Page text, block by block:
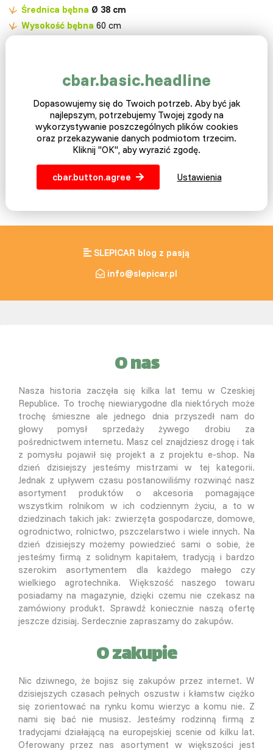
Średnica bębna Ø 38 cm
Wysokość bębna 60 cm
ISO CE
Gwarancja2 lata
SLEPICAR blog z pasją
info@slepicar.pl
O nas
Nasza historia zaczęła się kilka lat temu w Czeskiej
Republice. To trochę niewiarygodne dla niektórych może
trochę śmieszne ale jednego dnia przyszedł nam do
głowy pomysł sprzedaży żywego drobiu za
pośrednictwem internetu. Masz cel znajdziesz drogę i tak
z pomysłu pojawił się projekt a z projektu e-shop. Na
dzień dzisiejszy jesteśmy mistrzami w tej kategorii.
Jednak z upływem czasu postanowiliśmy rozwinąć nasz
asortyment produktów o akcesoria pomagające
wszystkim rolnikom w ich codziennym życiu, a to w
dziedzinach takich jak: zwierzęta gospodarcze, domowe,
ogrodnictwo, rolnictwo, pszczelarstwo i wiele innych. Na
dzień dzisiejszy możemy powiedzieć sami o sobie, że
jesteśmy firmą z solidnym kapitałem, tradycją i bardzo
szerokim asortymentem dla każdego małego czy
wielkiego agrotechnika. Większość naszego towaru
posiadamy na magazynie, dzięki czemu nie czekasz na
zamówiony produkt. Sprawdź koniecznie naszą ofertę
jeszcze dzisiaj. Serdecznie zapraszamy do zakupów.
O zakupie
Nic dziwnego, że bojisz się zakupów przez internet. W
dzisiejszych czasach pełnych oszustw i kłamstw ciężko
się zorientować na rynku komu wierzyc a komu nie. Z
nami się bać nie musisz. Jesteśmy rodzinną firmą z
tradycjami działającą na europejskiej scenie od kilku lat.
Oferowany przez nas asortyment w większości jest
cbar.basic.headline
Dopasowujemy się do Twoich potrzeb. Aby być jak
najlepszym, potrzebujemy Twojej zgody na
wykorzystywanie poszczególnych plików cookies
oraz przekazywanie danych podmiotom trzecim.
Kliknij "OK", aby wyrazić zgodę.
cbar.button.agree Ustawienia